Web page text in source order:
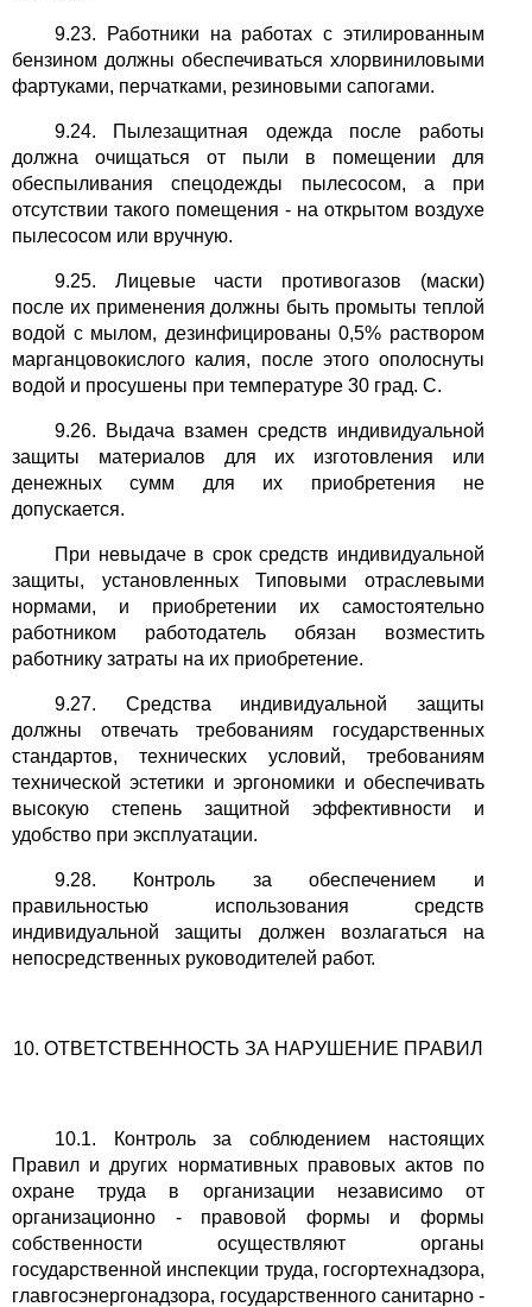
9.23. Работники на работах с этилированным
бензином должны обеспечиваться хлорвиниловыми
фартуками, перчатками, резиновыми сапогами.
9.24. Пылезащитная одежда после работы
должна очищаться от пыли в помещении для
обеспыливания спецодежды пылесосом, а при
отсутствии такого помещения - на открытом воздухе
пылесосом или вручную.
9.25. Лицевые части противогазов (маски)
после их применения должны быть промыты теплой
водой с мылом, дезинфицированы 0,5% раствором
марганцовокислого калия, после этого ополоснуты
водой и просушены при температуре 30 град. C.
9.26. Выдача взамен средств индивидуальной
защиты материалов для их изготовления или
денежных сумм для их приобретения не
допускается.
При невыдаче в срок средств индивидуальной
защиты, установленных Типовыми отраслевыми
нормами, и приобретении их самостоятельно
работником работодатель обязан возместить
работнику затраты на их приобретение.
9.27. Средства индивидуальной защиты
должны отвечать требованиям государственных
стандартов, технических условий, требованиям
технической эстетики и эргономики и обеспечивать
высокую степень защитной эффективности и
удобство при эксплуатации.
9.28. Контроль за обеспечением и
правильностью использования средств
индивидуальной защиты должен возлагаться на
непосредственных руководителей работ.
10. ОТВЕТСТВЕННОСТЬ ЗА НАРУШЕНИЕ ПРАВИЛ
10.1. Контроль за соблюдением настоящих
Правил и других нормативных правовых актов по
охране труда в организации независимо от
организационно - правовой формы и формы
собственности осуществляют органы
государственной инспекции труда, госгортехнадзора,
главгосэнергонадзора, государственного санитарно -